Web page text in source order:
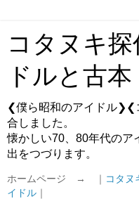
コタヌキ
ドルと古本
❮僕ら昭和のアイドル❯❮
合しました。
懐かしい70、80年代のア
出をつづります。
ホームページ → ｜ コタヌ
イドル ｜